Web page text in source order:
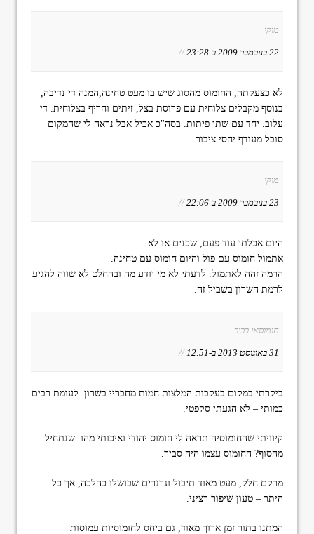
מוקי
22 בנובמבר 2009 ב-23:28 //
לא כצעקתה, החומוס מהסוג שיש בו מעט טחינה,המנה די נדיבה,
בנוסף מקבלים צלוחית עם פרוסת בצל, זיתים וחריף בצלוחית. די
עלוב. יחד עם שתי פיתות. בסה"כ אכיל אבל נראה לי שהמקום
סובל מעודף יחסי ציבור.
מוקי
23 בנובמבר 2009 ב-22:06 //
היום אכלתי עוד פעם, שכנים או לא..
אתמול חומוס עם פול והיום חומוס עם טחינה.
הרמה זהה לאתמול. לדעתי לא מי יודע מה ובהחלט לא שווה להגיע
לרמת השרון בשביל זה.
חומוסאי בכיר
31 באוגוסט 2013 ב-12:51 //
ביקרתי במקום בעקבות המלצות חמות מחבריי בשרון. לעומת רבים
כמותי – לא הגעתי סקפטי.
קיוויתי שהחומוסיה תראה לי חומוס יהודי ואיכותי מהו. שנתחיל
מהסוף? החומוס עצמו היה סביר.
מרקם חלק, מעט מאוד תיבול וגרגרים שבושלו כהלכה, אך כל
היתר – טעון שיפור רציני.
המתנו בתור זמן ארוך מאוד, גם ביחס לחומוסיות עמוסות